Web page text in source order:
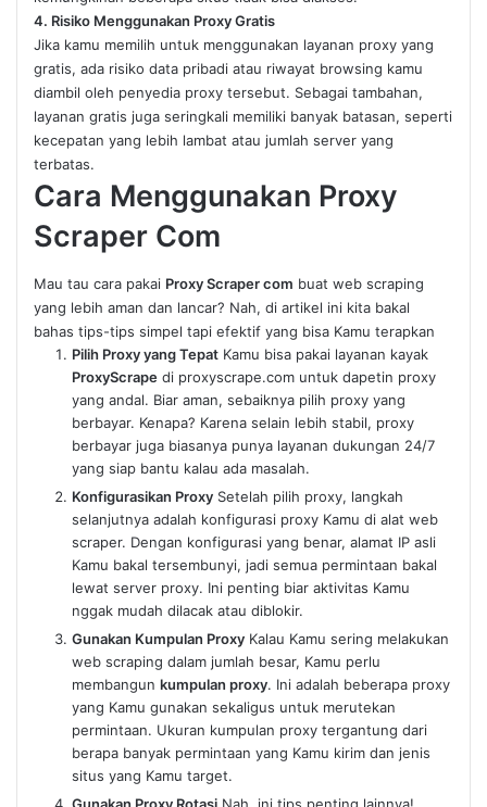
4. Risiko Menggunakan Proxy Gratis
Jika kamu memilih untuk menggunakan layanan proxy yang
gratis, ada risiko data pribadi atau riwayat browsing kamu
diambil oleh penyedia proxy tersebut. Sebagai tambahan,
layanan gratis juga seringkali memiliki banyak batasan, seperti
kecepatan yang lebih lambat atau jumlah server yang
terbatas.
Cara Menggunakan Proxy
Scraper Com
Mau tau cara pakai Proxy Scraper com buat web scraping
yang lebih aman dan lancar? Nah, di artikel ini kita bakal
bahas tips-tips simpel tapi efektif yang bisa Kamu terapkan
Pilih Proxy yang Tepat Kamu bisa pakai layanan kayak
ProxyScrape di proxyscrape.com untuk dapetin proxy
yang andal. Biar aman, sebaiknya pilih proxy yang
berbayar. Kenapa? Karena selain lebih stabil, proxy
berbayar juga biasanya punya layanan dukungan 24/7
yang siap bantu kalau ada masalah.
Konfigurasikan Proxy Setelah pilih proxy, langkah
selanjutnya adalah konfigurasi proxy Kamu di alat web
scraper. Dengan konfigurasi yang benar, alamat IP asli
Kamu bakal tersembunyi, jadi semua permintaan bakal
lewat server proxy. Ini penting biar aktivitas Kamu
nggak mudah dilacak atau diblokir.
Gunakan Kumpulan Proxy Kalau Kamu sering melakukan
web scraping dalam jumlah besar, Kamu perlu
membangun kumpulan proxy. Ini adalah beberapa proxy
yang Kamu gunakan sekaligus untuk merutekan
permintaan. Ukuran kumpulan proxy tergantung dari
berapa banyak permintaan yang Kamu kirim dan jenis
situs yang Kamu target.